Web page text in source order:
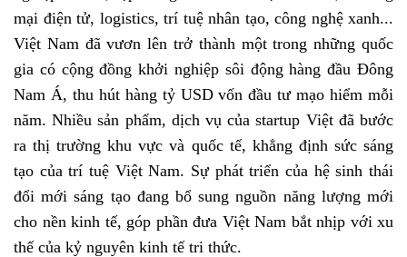
mại điện tử, logistics, trí tuệ nhân tạo, công nghệ xanh...
Việt Nam đã vươn lên trở thành một trong những quốc
gia có cộng đồng khởi nghiệp sôi động hàng đầu Đông
Nam Á, thu hút hàng tỷ USD vốn đầu tư mạo hiểm mỗi
năm. Nhiều sản phẩm, dịch vụ của startup Việt đã bước
ra thị trường khu vực và quốc tế, khẳng định sức sáng
tạo của trí tuệ Việt Nam. Sự phát triển của hệ sinh thái
đổi mới sáng tạo đang bổ sung nguồn năng lượng mới
cho nền kinh tế, góp phần đưa Việt Nam bắt nhịp với xu
thế của kỷ nguyên kinh tế tri thức.